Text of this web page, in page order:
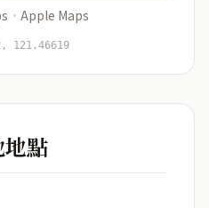
時分析，不會儲存於伺服器
· Apple Maps
121.46619
點